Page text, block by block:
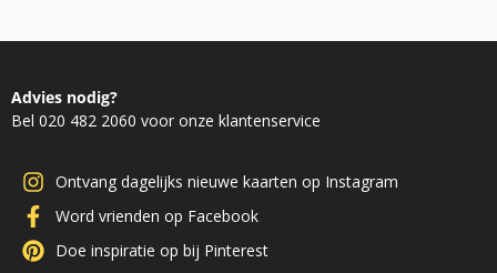
Advies nodig?
Bel 020 482 2060 voor onze klantenservice
Ontvang dagelijks nieuwe kaarten op Instagram
Word vrienden op Facebook
Doe inspiratie op bij Pinterest